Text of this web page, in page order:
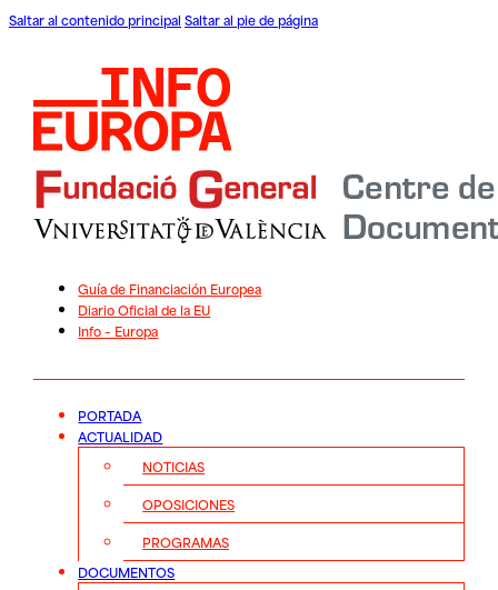
Saltar al contenido principal Saltar al pie de página
Guía de Financiación Europea
Diario Oficial de la EU
Info – Europa
PORTADA
ACTUALIDAD
NOTICIAS
OPOSICIONES
PROGRAMAS
DOCUMENTOS